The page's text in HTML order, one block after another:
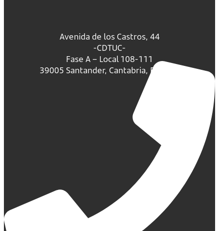
Avenida de los Castros, 44
-CDTUC-
Fase A – Local 108-111
39005 Santander, Cantabria, España.